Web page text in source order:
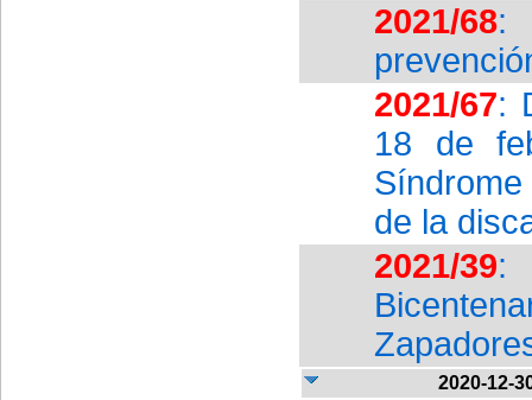
2021/68:
2021/67:
18 de
de la
2021/39:
2020-12-